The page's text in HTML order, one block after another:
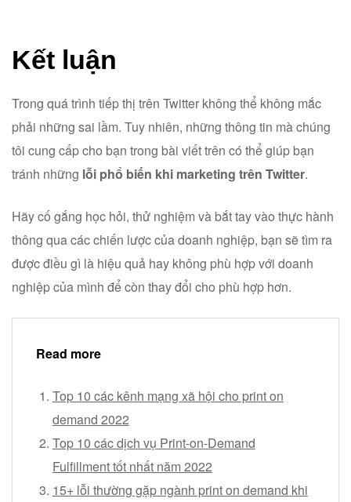
Kết luận
Trong quá trình tiếp thị trên Twitter không thể không mắc
phải những sai lầm. Tuy nhiên, những thông tin mà chúng
tôi cung cấp cho bạn trong bài viết trên có thể giúp bạn
tránh những lỗi phổ biến khi marketing trên Twitter.
Hãy cố gắng học hỏi, thử nghiệm và bắt tay vào thực hành
thông qua các chiến lược của doanh nghiệp, bạn sẽ tìm ra
được điều gì là hiệu quả hay không phù hợp với doanh
nghiệp của mình để còn thay đổi cho phù hợp hơn.
Read more
Top 10 các kênh mạng xã hội cho print on
demand 2022
Top 10 các dịch vụ Print-on-Demand
Fulfillment tốt nhất năm 2022
15+ lỗi thường gặp ngành print on demand khi